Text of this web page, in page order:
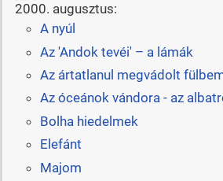
2000. augusztus:
A nyúl
Az 'Andok tevéi' – a lámák
Az ártatlanul megvádolt
Az óceánok vándora - az
Bolha hiedelmek
Elefánt
Majom